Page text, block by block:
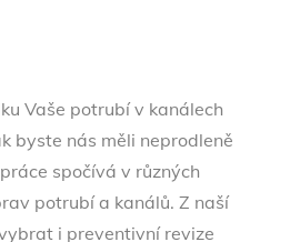
Vaše potrubí v kanálech
byste nás měli neprodleně
spočívá v různých
potrubí a kanálů. Z naší
i preventivní revize